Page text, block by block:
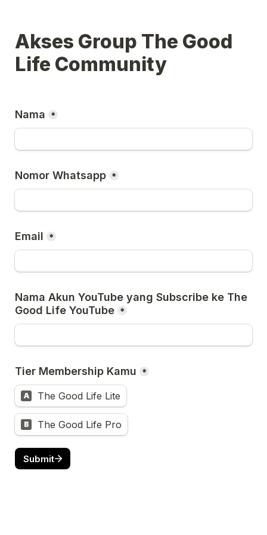
Akses Group The Good
Life Community
Nama *
Nomor Whatsapp *
Email *
Nama Akun YouTube yang Subscribe ke The
Good Life YouTube *
Tier Membership Kamu *
A The Good Life Lite
B The Good Life Pro
Submit